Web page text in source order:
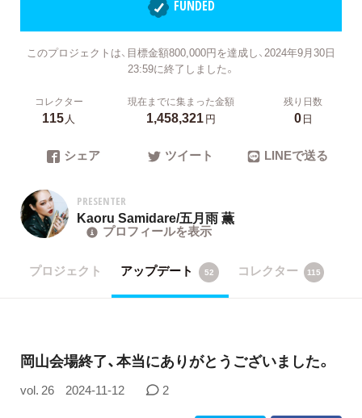
FUNDED
このプロジェクトは、目標金額800,000円を達成し、2024年9月30日
23:59に終了しました。
コレクター
115人
現在までに集まった金額
1,458,321円
残り日数
0日
シェア ツイート LINEで送る
PRESENTER
Kaoru Samidare/五月雨 薫
プロフィールを表示
プロジェクト アップデート 52 コレクター 115
岡山会場終了、本当にありがとうございました。
vol. 26 2024-11-12 2